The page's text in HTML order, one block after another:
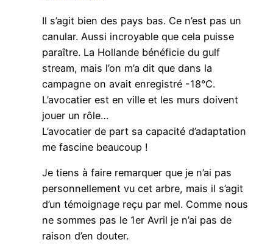
Il s’agit bien des pays bas. Ce n’est pas un
canular. Aussi incroyable que cela puisse
paraître. La Hollande bénéficie du gulf
stream, mais l’on m’a dit que dans la
campagne on avait enregistré -18°C.
L’avocatier est en ville et les murs doivent
jouer un rôle…
L’avocatier de part sa capacité d’adaptation
me fascine beaucoup !
Je tiens à faire remarquer que je n’ai pas
personnellement vu cet arbre, mais il s’agit
d’un témoignage reçu par mel. Comme nous
ne sommes pas le 1er Avril je n’ai pas de
raison d’en douter.